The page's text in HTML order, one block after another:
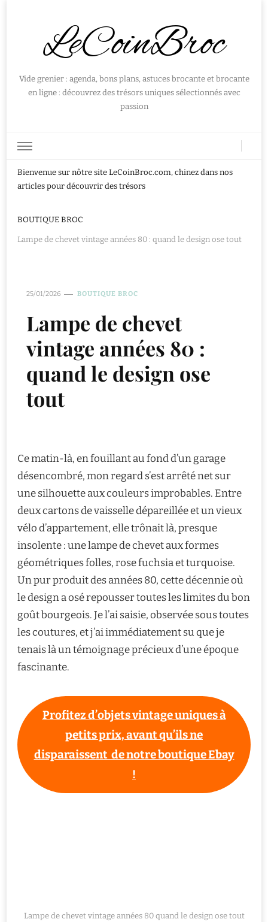
LeCoinBroc
Vide grenier : agenda, bons plans, astuces brocante et brocante
en ligne : découvrez des trésors uniques sélectionnés avec
passion
Bienvenue sur nôtre site LeCoinBroc.com, chinez dans nos
articles pour découvrir des trésors
BOUTIQUE BROC
Lampe de chevet vintage années 80 : quand le design ose tout
25/01/2026 BOUTIQUE BROC
Lampe de chevet
vintage années 80 :
quand le design ose
tout
Ce matin-là, en fouillant au fond d’un garage
désencombré, mon regard s’est arrêté net sur
une silhouette aux couleurs improbables. Entre
deux cartons de vaisselle dépareillée et un vieux
vélo d’appartement, elle trônait là, presque
insolente : une lampe de chevet aux formes
géométriques folles, rose fuchsia et turquoise.
Un pur produit des années 80, cette décennie où
le design a osé repousser toutes les limites du bon
goût bourgeois. Je l’ai saisie, observée sous toutes
les coutures, et j’ai immédiatement su que je
tenais là un témoignage précieux d’une époque
fascinante.
Profitez d’objets vintage uniques à
petits prix, avant qu’ils ne
disparaissent de notre boutique Ebay
!
Lampe de chevet vintage années 80 quand le design ose tout